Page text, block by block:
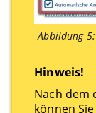
Abbildung
Hinweis!
Nach dem
können